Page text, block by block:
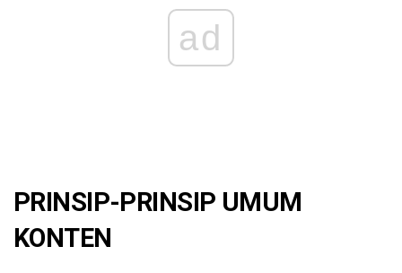
ad
PRINSIP-PRINSIP UMUM
KONTEN